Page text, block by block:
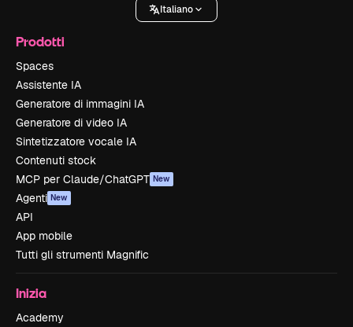
Italiano
Prodotti
Spaces
Assistente IA
Generatore di immagini IA
Generatore di video IA
Sintetizzatore vocale IA
Contenuti stock
MCP per Claude/ChatGPT New
Agenti New
API
App mobile
Tutti gli strumenti Magnific
Inizia
Academy